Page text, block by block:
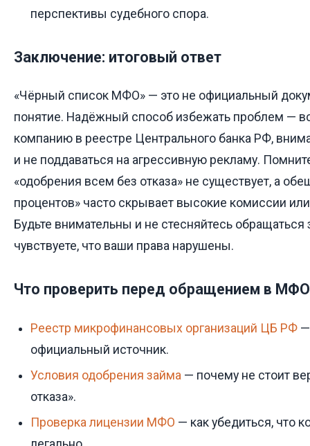
перспективы судебного спора.
Заключение: итоговый ответ
«Чёрный список МФО» — это не официальный
понятие. Надёжный способ избежать проблем —
компанию в реестре Центрального банка РФ,
и не поддаваться на агрессивную рекламу.
«одобрения всем без отказа» не существует, а
процентов» часто скрывает высокие комиссии
Будьте внимательны и не стесняйтесь
чувствуете, что ваши права нарушены.
Что проверить перед обращением в МФО
Реестр микрофинансовых организаций ЦБ РФ
официальный источник.
Условия одобрения займа — почему не стоит
отказа».
Проверка лицензии МФО — как убедиться, что